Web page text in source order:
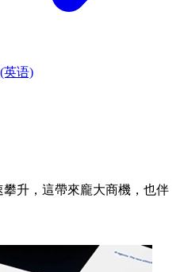
英语)
升，這帶來龐大商機，也伴